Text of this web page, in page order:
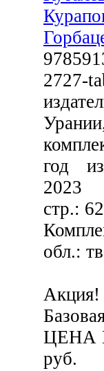
2727-
год
2023
стр.:
обл.:
ЦЕНА
руб.